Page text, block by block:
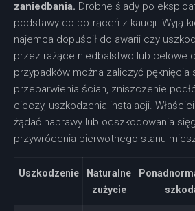
zaniedbania. Drobne ślady po
podstawy do potrąceń z kaucji.
najemca dopuścił do awarii czy
przez rażące niedbalstwo lub celowe
przypadków można zaliczyć pęknięcia
przebarwienia ścian, zniszczenie
cieczy, uszkodzenia instalacji.
żądać naprawy lub odszkodowania
przywrócenia pierwotnego stanu
Uszkodzenie
Naturalne
zużycie